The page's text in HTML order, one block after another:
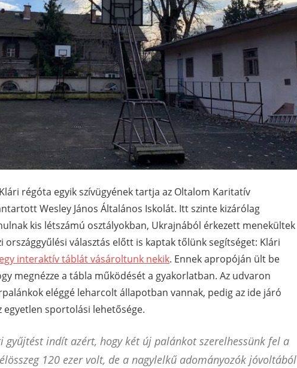
régóta egyik szívügyének tartja az Oltalom Karitatív
Wesley János Általános Iskolát. Itt szinte kizárólag
kis létszámú osztályokban, Ukrajnából érkezett menekültek
országgyűlési választás előtt is kaptak tőlünk segítséget: Klári
egy interaktív táblát vásároltunk nekik. Ennek apropóján ült be
megnézze a tábla működését a gyakorlatban. Az udvaron
eléggé leharcolt állapotban vannak, pedig az ide járó
egyetlen sportolási lehetősége.
gyűjtést indít azért, hogy két új palánkot szerelhessünk fel a
120 ezer volt, de a nagylelkű adományozók jóvoltából